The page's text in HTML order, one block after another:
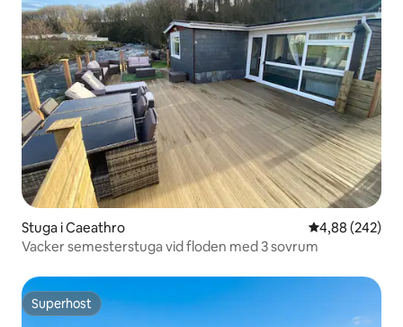
Stuga i Caeathro 4,88 av 5 i
4,88 (242)
Vacker semesterstuga vid floden med 3 sovrum
Superhost
Superhost